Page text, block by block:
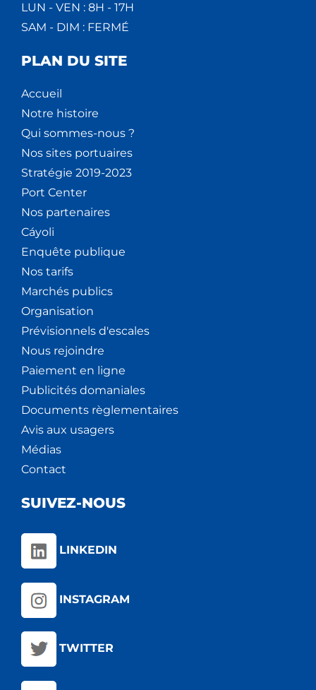
LUN - VEN : 8H - 17H
SAM - DIM : FERMÉ
PLAN DU SITE
Accueil
Notre histoire
Qui sommes-nous ?
Nos sites portuaires
Stratégie 2019-2023
Port Center
Nos partenaires
Cáyoli
Enquête publique
Nos tarifs
Marchés publics
Organisation
Prévisionnels d'escales
Nous rejoindre
Paiement en ligne
Publicités domaniales
Documents règlementaires
Avis aux usagers
Médias
Contact
SUIVEZ-NOUS
LINKEDIN
INSTAGRAM
TWITTER